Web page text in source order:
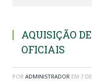
AQUISIÇÃO
OFICIAIS
POR ADMINISTRADOR EM 7